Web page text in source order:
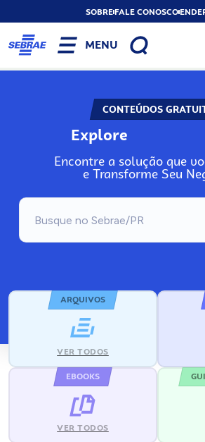
SOBREFALE CONOSCO
MENU
CONTEÚDOS
Explore
Encontre a solução que
e Transforme Seu
ARQUIVOS
VER TODOS
EBOOKS
VER TODOS